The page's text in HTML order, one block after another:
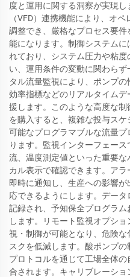
度と運用に関する洞察が実現
（VFD）連携機能により、オ
調整でき、厳格なプロセス要
能になります。制御システム
れており、システム圧力や粘
い、運用条件の変動に関わら
タル流量監視により、ポンプ
効率指標などのリアルタイム
援します。このような高度な
を購入すると、複雑な投与ス
可能なプログラマブルな流量
ります。監視インターフェー
流、温度測定値といった重要
カル表示で確認できます。ア
即時に通知し、生産への影響
応できるようにします。デー
記録され、予知保全プログラ
します。リモート監視オプシ
視・制御が可能となり、危険
スクを低減します。酸ポンプ
プロトコルを通じて工場全体
合されます。キャリブレーシ